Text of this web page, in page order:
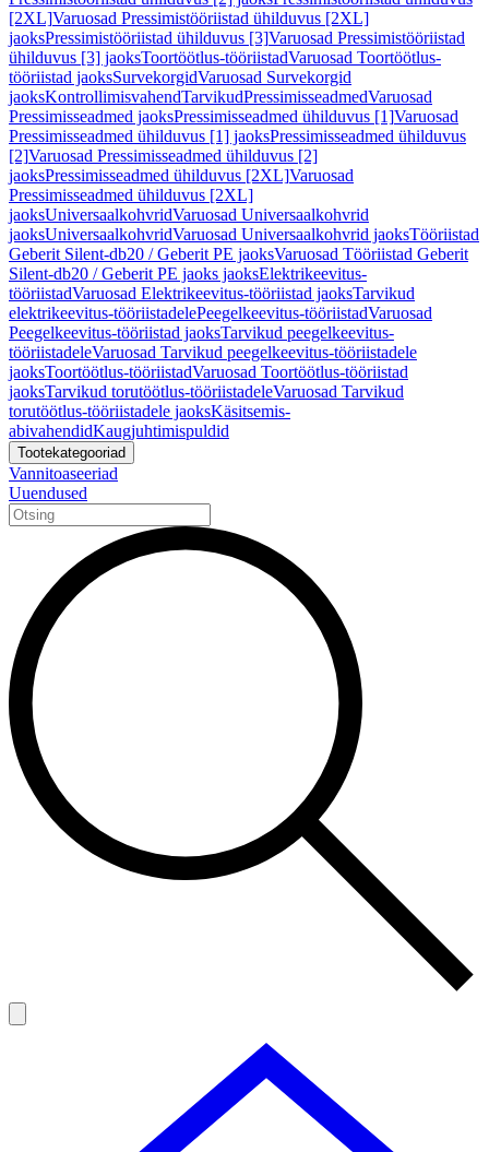
[2XL]Varuosad Pressimistööriistad ühilduvus [2XL]
jaoksPressimistööriistad ühilduvus [3]Varuosad Pressimistööriistad
ühilduvus [3] jaoksToortöötlus-tööriistadVaruosad Toortöötlus-
tööriistad jaoksSurvekorgidVaruosad Survekorgid
jaoksKontrollimisvahendTarvikudPressimisseadmedVaruosad
Pressimisseadmed jaoksPressimisseadmed ühilduvus [1]Varuosad
Pressimisseadmed ühilduvus [1] jaoksPressimisseadmed ühilduvus
[2]Varuosad Pressimisseadmed ühilduvus [2]
jaoksPressimisseadmed ühilduvus [2XL]Varuosad
Pressimisseadmed ühilduvus [2XL]
jaoksUniversaalkohvridVaruosad Universaalkohvrid
jaoksUniversaalkohvridVaruosad Universaalkohvrid jaoksTööriistad
Geberit Silent-db20 / Geberit PE jaoksVaruosad Tööriistad Geberit
Silent-db20 / Geberit PE jaoks jaoksElektrikeevitus-
tööriistadVaruosad Elektrikeevitus-tööriistad jaoksTarvikud
elektrikeevitus-tööriistadelePeegelkeevitus-tööriistadVaruosad
Peegelkeevitus-tööriistad jaoksTarvikud peegelkeevitus-
tööriistadeleVaruosad Tarvikud peegelkeevitus-tööriistadele
jaoksToortöötlus-tööriistadVaruosad Toortöötlus-tööriistad
jaoksTarvikud torutöötlus-tööriistadeleVaruosad Tarvikud
torutöötlus-tööriistadele jaoksKäsitsemis-
abivahendidKaugjuhtimispuldid
Tootekategooriad
Vannitoaseeriad
Uuendused